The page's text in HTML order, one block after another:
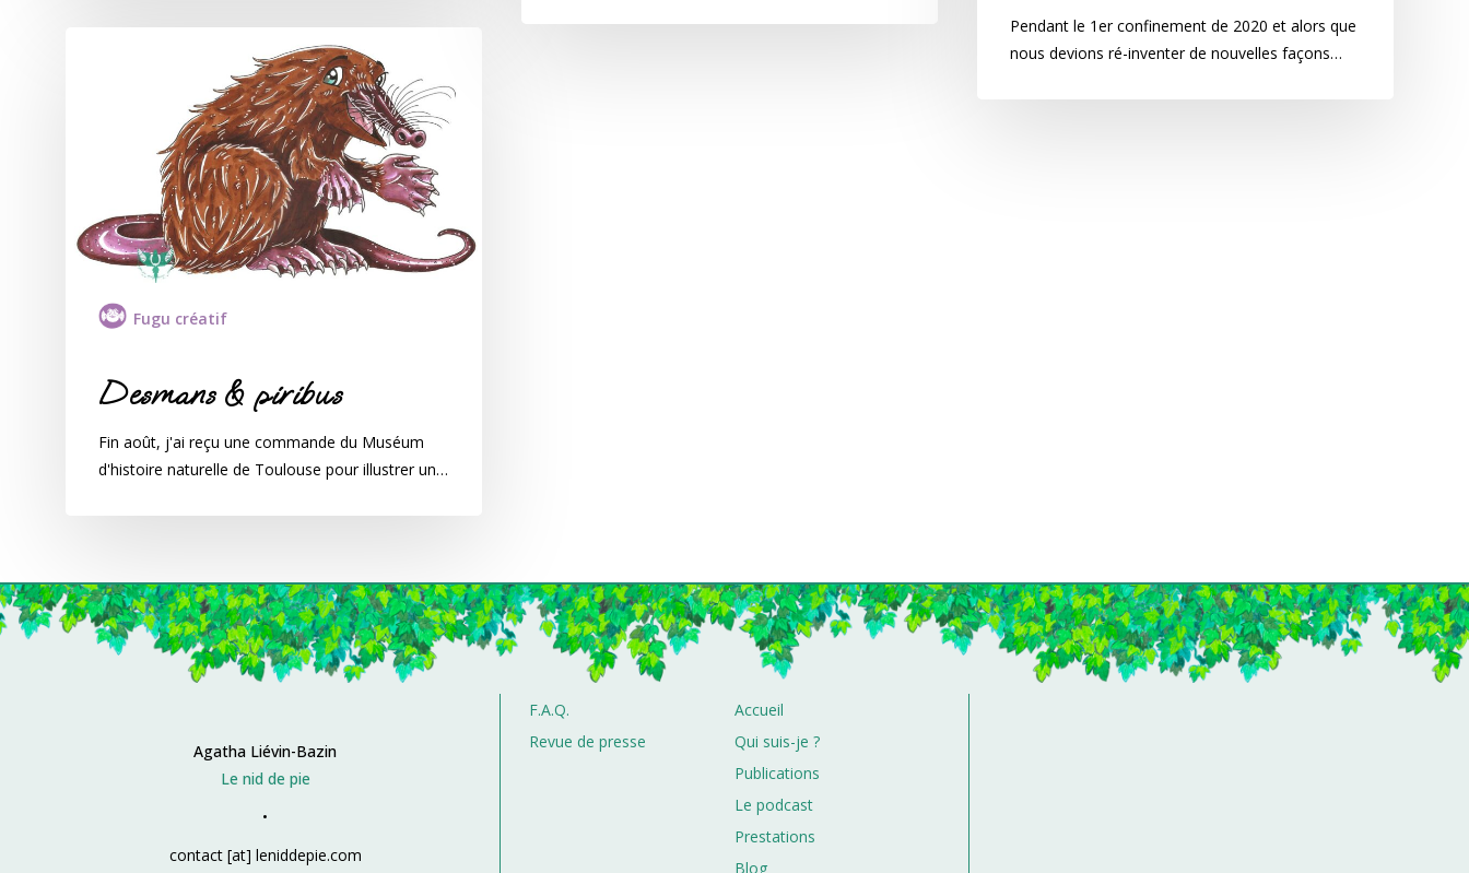
Pendant le 1er confinement de 2020 et alors que
nous devions ré-inventer de nouvelles façons…
Fugu créatif
Desmans & piribus
Fin août, j'ai reçu une commande du Muséum
d'histoire naturelle de Toulouse pour illustrer un…
Agatha Liévin-Bazin
Le nid de pie
•
contact[at] leniddepie.com
F.A.Q.
Revue de presse
Accueil
Qui suis-je ?
Publications
Le podcast
Prestations
Blog